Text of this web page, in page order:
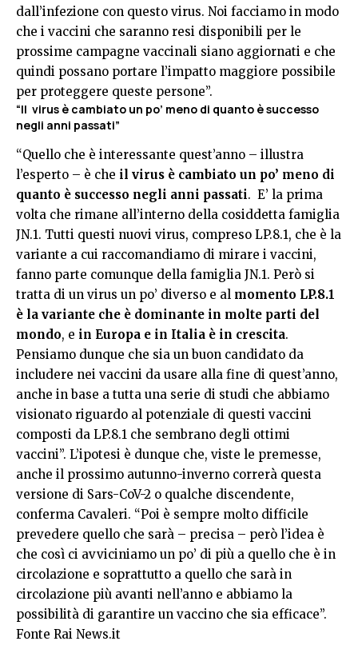
dall’infezione con questo virus. Noi facciamo in modo
che i vaccini che saranno resi disponibili per le
prossime campagne vaccinali siano aggiornati e che
quindi possano portare l’impatto maggiore possibile
per proteggere queste persone”.
“Il virus è cambiato un po’ meno di quanto è successo
negli anni passati”
“Quello che è interessante quest’anno – illustra
l’esperto – è che il virus è cambiato un po’ meno di
quanto è successo negli anni passati. E’ la prima
volta che rimane all’interno della cosiddetta famiglia
JN.1. Tutti questi nuovi virus, compreso LP.8.1, che è la
variante a cui raccomandiamo di mirare i vaccini,
fanno parte comunque della famiglia JN.1. Però si
tratta di un virus un po’ diverso e al momento LP.8.1
è la variante che è dominante in molte parti del
mondo, e in Europa e in Italia è in crescita.
Pensiamo dunque che sia un buon candidato da
includere nei vaccini da usare alla fine di quest’anno,
anche in base a tutta una serie di studi che abbiamo
visionato riguardo al potenziale di questi vaccini
composti da LP.8.1 che sembrano degli ottimi
vaccini”. L’ipotesi è dunque che, viste le premesse,
anche il prossimo autunno-inverno correrà questa
versione di Sars-CoV-2 o qualche discendente,
conferma Cavaleri. “Poi è sempre molto difficile
prevedere quello che sarà – precisa – però l’idea è
che così ci avviciniamo un po’ di più a quello che è in
circolazione e soprattutto a quello che sarà in
circolazione più avanti nell’anno e abbiamo la
possibilità di garantire un vaccino che sia efficace”.
Fonte Rai News.it